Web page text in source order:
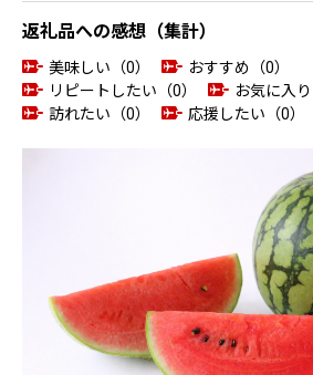
返礼品への感想（集計）
美味しい（0）
おすすめ（0）
リピートしたい（0）
お気に入り
訪れたい（0）
応援したい（0）